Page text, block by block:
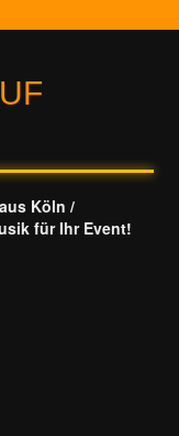
Köln /
für Ihr Event!